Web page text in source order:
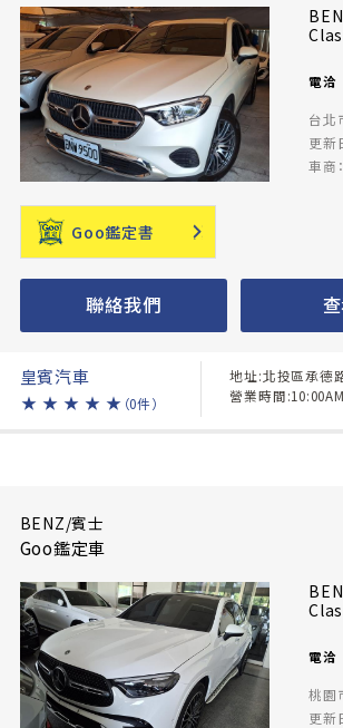
電洽
台北
更新
車商
Goo鑑定書
聯絡我們
皇賓汽車
★ ★ ★ ★ ★ （0件）
地址:北投區承德
營業時間
BENZ/賓士
Goo鑑定車
電洽
桃園
更新